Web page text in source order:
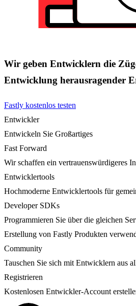
Wir geben Entwicklern die
Entwicklung herausragender
Fastly kostenlos testen
Entwickler
Entwickeln Sie Großartiges
Fast Forward
Wir schaffen ein vertrauenswürdigeres
Entwicklertools
Hochmoderne Entwicklertools für
Developer SDKs
Programmieren Sie über die gleichen
Erstellung von Fastly Produkten
Community
Tauschen Sie sich mit Entwicklern aus
Registrieren
Kostenlosen Entwickler-Account